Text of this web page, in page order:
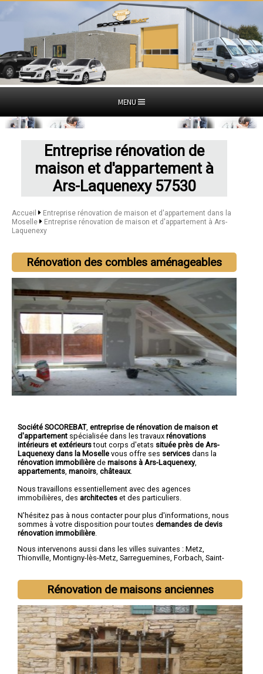
MENU
Entreprise rénovation de
maison et d'appartement à
Ars-Laquenexy 57530
Accueil
Entreprise rénovation de maison et d'appartement dans la
Moselle
Entreprise rénovation de maison et d'appartement à Ars-
Laquenexy
Rénovation des combles aménageables
Société SOCOREBAT, entreprise de rénovation de maison et
d'appartement spécialisée dans les travaux rénovations
intérieurs et extérieurstout corps d'etats située près de Ars-
Laquenexy dans la Moselle vous offre ses services dans la
rénovation immobilière de maisons à Ars-Laquenexy,
appartements manoirs châteaux.
Nous travaillons essentiellement avec des agences
immobilières, des architectes et des particuliers.
N'hésitez pas à nous contacter pour plus d'informations, nous
sommes à votre disposition pour toutes demandes de devis
rénovation immobilière
Nous intervenons aussi dans les villes suivantes : Metz,
Thionville, Montigny-lès-Metz, Sarreguemines, Forbach, Saint-
Rénovation de maisons anciennes